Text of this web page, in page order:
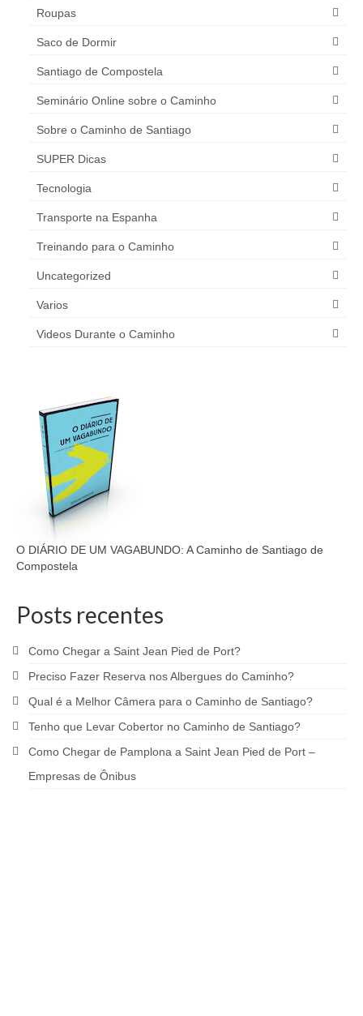
Roupas
Saco de Dormir
Santiago de Compostela
Seminário Online sobre o Caminho
Sobre o Caminho de Santiago
SUPER Dicas
Tecnologia
Transporte na Espanha
Treinando para o Caminho
Uncategorized
Varios
Videos Durante o Caminho
O DIÁRIO DE UM VAGABUNDO: A Caminho de Santiago de
Compostela
Posts recentes
Como Chegar a Saint Jean Pied de Port?
Preciso Fazer Reserva nos Albergues do Caminho?
Qual é a Melhor Câmera para o Caminho de Santiago?
Tenho que Levar Cobertor no Caminho de Santiago?
Como Chegar de Pamplona a Saint Jean Pied de Port –
Empresas de Ônibus